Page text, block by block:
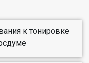
к тонировке